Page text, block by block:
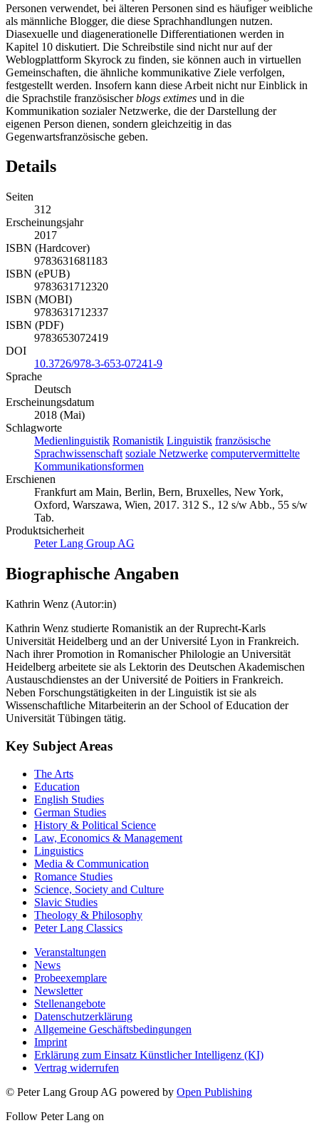
Personen verwendet, bei älteren Personen sind es häufiger weibliche
als männliche Blogger, die diese Sprachhandlungen nutzen.
Diasexuelle und diagenerationelle Differentiationen werden in
Kapitel 10 diskutiert. Die Schreibstile sind nicht nur auf der
Weblogplattform Skyrock zu finden, sie können auch in virtuellen
Gemeinschaften, die ähnliche kommunikative Ziele verfolgen,
festgestellt werden. Insofern kann diese Arbeit nicht nur Einblick in
die Sprachstile französischerblogs extimes und in die
Kommunikation sozialer Netzwerke, die der Darstellung der
eigenen Person dienen, sondern gleichzeitig in das
Gegenwartsfranzösische geben.
Details
Seiten
312
Erscheinungsjahr
2017
ISBN (Hardcover)
9783631681183
ISBN (ePUB)
9783631712320
ISBN (MOBI)
9783631712337
ISBN (PDF)
9783653072419
DOI
10.3726/978-3-653-07241-9
Sprache
Deutsch
Erscheinungsdatum
2018 (Mai)
Schlagworte
Medienlinguistik Romanistik Linguistik französische
Sprachwissenschaft soziale Netzwerke computervermittelte
Kommunikationsformen
Erschienen
Frankfurt am Main, Berlin, Bern, Bruxelles, New York,
Oxford, Warszawa, Wien, 2017. 312 S., 12 s/w Abb., 55 s/w
Tab.
Produktsicherheit
Peter Lang Group AG
Biographische Angaben
Kathrin Wenz (Autor:in)
Kathrin Wenz studierte Romanistik an der Ruprecht-Karls
Universität Heidelberg und an der Université Lyon in Frankreich.
Nach ihrer Promotion in Romanischer Philologie an Universität
Heidelberg arbeitete sie als Lektorin des Deutschen Akademischen
Austauschdienstes an der Université de Poitiers in Frankreich.
Neben Forschungstätigkeiten in der Linguistik ist sie als
Wissenschaftliche Mitarbeiterin an der School of Education der
Universität Tübingen tätig.
Key Subject Areas
The Arts
Education
English Studies
German Studies
History & Political Science
Law, Economics & Management
Linguistics
Media & Communication
Romance Studies
Science, Society and Culture
Slavic Studies
Theology & Philosophy
Peter Lang Classics
Veranstaltungen
News
Probeexemplare
Newsletter
Stellenangebote
Datenschutzerklärung
Allgemeine Geschäftsbedingungen
Imprint
Erklärung zum Einsatz Künstlicher Intelligenz (KI)
Vertrag widerrufen
© Peter Lang Group AG powered by Open Publishing
Follow Peter Lang on